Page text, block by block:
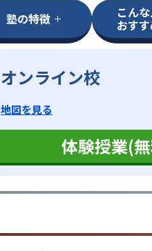
塾の特徴 こん
おす
オンライン校
地図を見る
体験授業(